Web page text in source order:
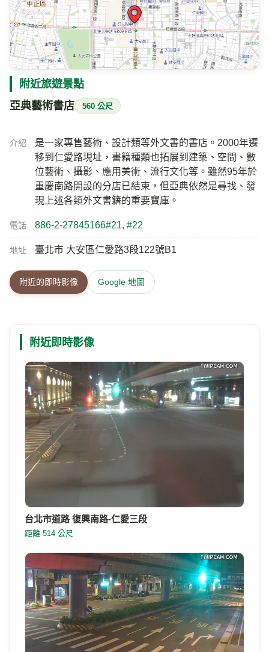
附近旅遊景點
亞典藝術書店 560 公尺
介紹
是一家專售藝術、設計類等外文書的書店。2000年遷
移到仁愛路現址，書籍種類也拓展到建築、空間、數
位藝術、攝影、應用美術、流行文化等。雖然95年於
重慶南路開設的分店已結束，但亞典依然是尋找、發
現上述各類外文書籍的重要寶庫。
電話 886-2-27845166#21, #22
地址 臺北市 大安區仁愛路3段122號B1
附近的即時影像 Google 地圖
附近即時影像
台北市道路 復興南路-仁愛三段
距離 514 公尺